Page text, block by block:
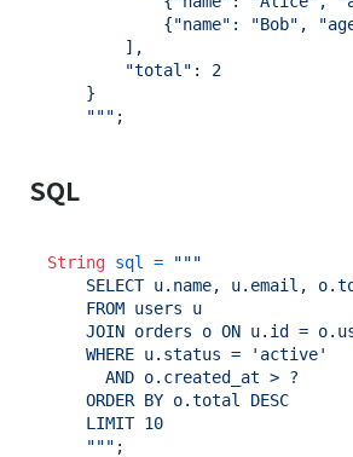
    """
SQL
String sql =
"""
    """